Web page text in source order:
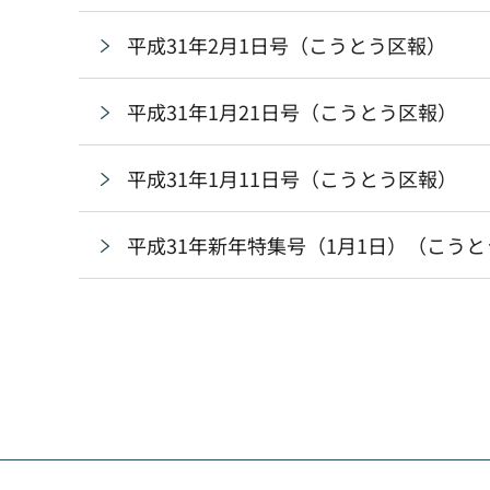
平成31年2月1日号（こうとう区報）
平成31年1月21日号（こうとう区報）
平成31年1月11日号（こうとう区報）
平成31年新年特集号（1月1日）（こうと